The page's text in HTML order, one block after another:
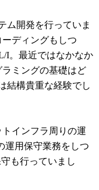
ム開発を行っていま
ディングもしつ
I。最近ではなかなか
ミングの基礎はど
結構貴重な経験でし
インフラ周りの運
運用保守業務をしつ
も行っていまし